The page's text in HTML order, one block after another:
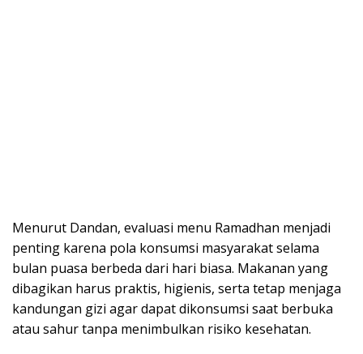
Menurut Dandan, evaluasi menu Ramadhan menjadi
penting karena pola konsumsi masyarakat selama
bulan puasa berbeda dari hari biasa. Makanan yang
dibagikan harus praktis, higienis, serta tetap menjaga
kandungan gizi agar dapat dikonsumsi saat berbuka
atau sahur tanpa menimbulkan risiko kesehatan.